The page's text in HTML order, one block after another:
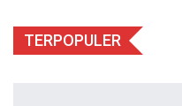
TERPOPULER